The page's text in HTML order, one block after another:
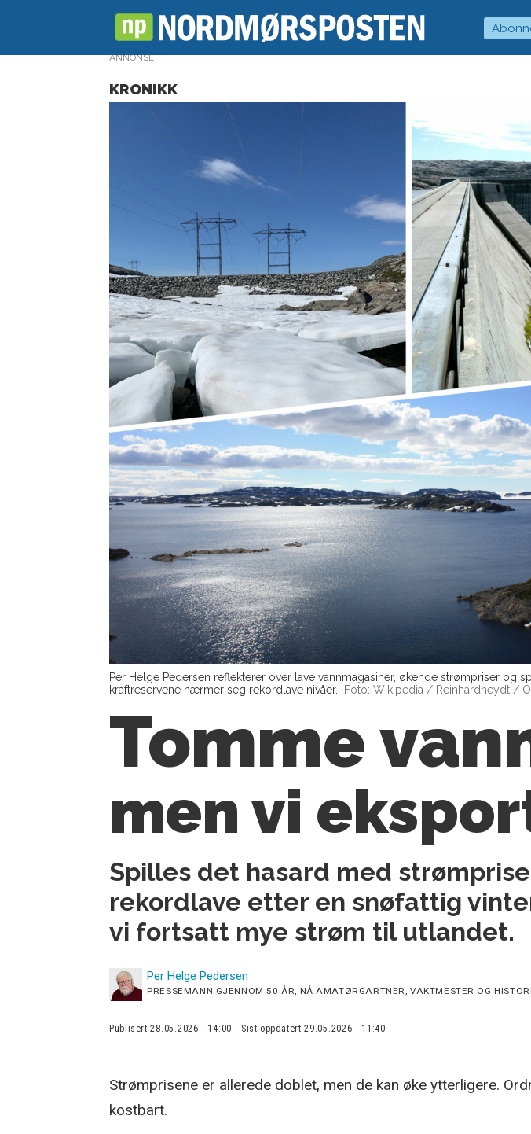
ANNONSE
KRONIKK
Per Helge Pedersen reflekterer over lave vannmagasiner, økende strømpriser
kraftreservene nærmer seg rekordlave nivåer.
Foto: Wikipedia / Reinhardheydt /
Tomme
men vi
Spilles det hasard med
rekordlave etter en snøfattig
vi fortsatt mye strøm til utlandet.
Per Helge Pedersen
PRESSEMANN GJENNOM 50 ÅR, NÅ AMATØRGARTNER, VAKTMESTER OG
Publisert 28.05.2026 - 14:00 Sist oppdatert 29.05.2026 - 11:40
Strømprisene er allerede doblet, men de kan øke ytterligere.
kostbart.